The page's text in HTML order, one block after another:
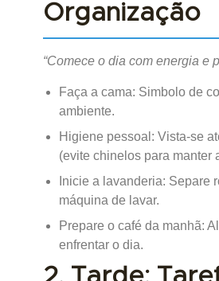
Organização
“Comece o dia com energia e
Faça a cama: Simbolo de
ambiente.
Higiene pessoal: Vista-se
(evite chinelos para manter
Inicie a lavanderia: Separe
máquina de lavar.
Prepare o café da manhã:
enfrentar o dia.